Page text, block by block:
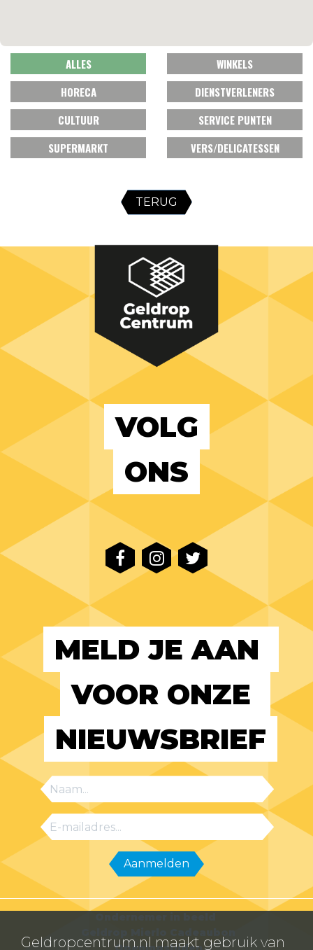
ALLES
WINKELS
HORECA
DIENSTVERLENERS
CULTUUR
SERVICE PUNTEN
SUPERMARKT
VERS/DELICATESSEN
TERUG
VOLG
ONS
MELD JE AAN
VOOR ONZE
NIEUWSBRIEF
Geldropcentrum.nl maakt gebruik van